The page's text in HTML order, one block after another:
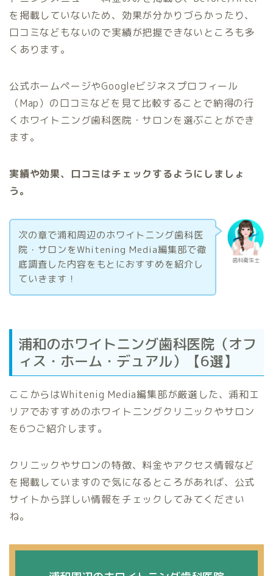
を掲載していないため、効果が分かりづらかったり、
口コミなどもないので実績が把握できないところも多
くあります。
公式ホームページやGoogleビジネスプロフィール
（Map）の口コミなどを見て比較することで納得の行
くホワイトニング歯科医院・サロンを選ぶことができ
ます。
実績や効果、口コミはチェックするようにしましょ
う。
歯科衛生士
次の章で浦和周辺のホワイトニング歯科医
院・サロンをWhitening Media編集部で徹
底調査した内容をもとにおすすめを紹介し
ていきます！
浦和のホワイトニング歯科医院（オフ
ィス・ホーム・デュアル）【6選】
ここからはWhitenig Media編集部が厳選した、浦和エ
リアでおすすめのホワイトニングクリニックやサロン
を6つご紹介します。
クリニックやサロンの特徴、料金やアクセス情報など
を掲載していますので気になるところがあれば、公式
サイトから詳しい情報をチェックしてみてください
ね。